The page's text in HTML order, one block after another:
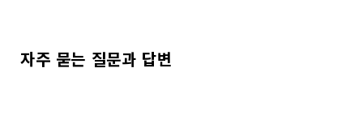
자주 묻는 질문과 답변